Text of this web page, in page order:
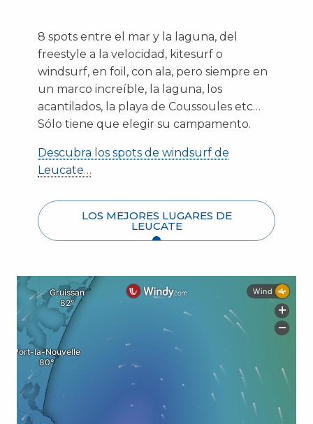
8 spots entre el mar y la laguna, del
freestyle a la velocidad, kitesurf o
windsurf, en foil, con ala, pero siempre en
un marco increíble, la laguna, los
acantilados, la playa de Coussoules etc…
Sólo tiene que elegir su campamento.
Descubra los spots de windsurf de
Leucate…
LOS MEJORES LUGARES DE
LEUCATE